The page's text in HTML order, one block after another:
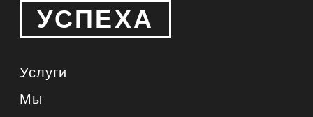
УСПЕХА
Услуги
Мы